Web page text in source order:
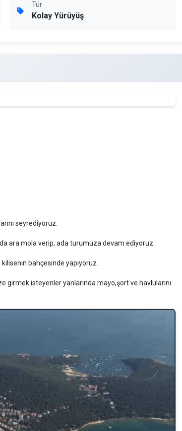
Tür
Kolay Yürüyüş
seyrediyoruz.
ara mola verip, ada turumuza devam ediyoruz.
bahçesinde yapıyoruz.
isteyenler yanlarında mayo,şort ve havlularını